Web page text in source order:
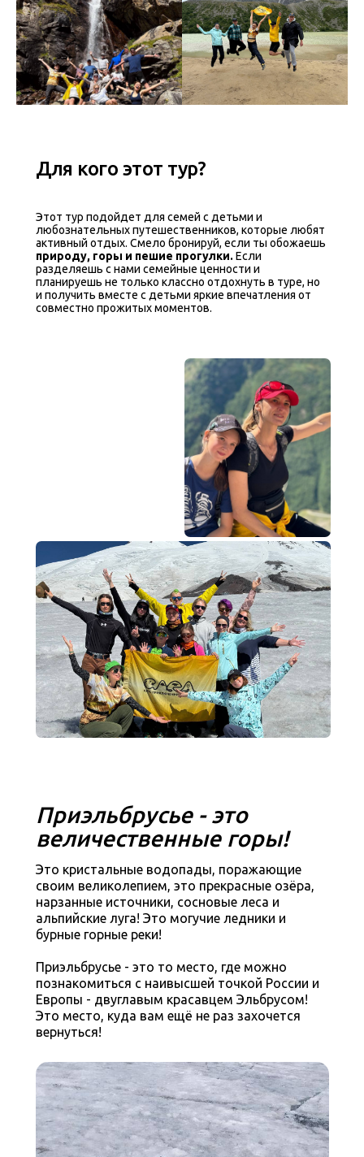
Для кого этот тур?
Этот тур подойдет для семей с детьми и
любознательных путешественников, которые любят
активный отдых. Смело бронируй, если ты обожаешь
природу, горы и пешие прогулки. Если
разделяешь с нами семейные ценности и
планируешь не только классно отдохнуть в туре, но
и получить вместе с детьми яркие впечатления от
совместно прожитых моментов.
Приэльбрусье - это
величественные горы!
Это кристальные водопады, поражающие
своим великолепием, это прекрасные озёра,
нарзанные источники, сосновые леса и
альпийские луга! Это могучие ледники и
бурные горные реки!
Приэльбрусье - это то место, где можно
познакомиться с наивысшей точкой России и
Европы - двуглавым красавцем Эльбрусом!
Это место, куда вам ещё не раз захочется
вернуться!
Программа
путешествия
1 день: заезд и знакомство,
озеро Гижгит